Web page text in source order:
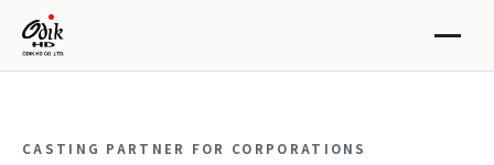
CASTING PARTNER FOR CORPORATIONS